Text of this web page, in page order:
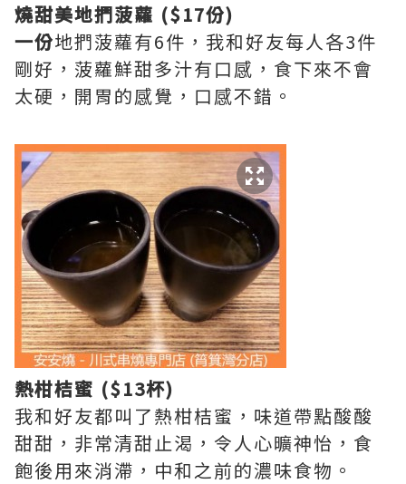
燒甜美地捫菠蘿 ($17份)
一份地捫菠蘿有6件，我和好友每人各3件
剛好，菠蘿鮮甜多汁有口感，食下來不會
太硬，開胃的感覺，口感不錯。
熱柑桔蜜 ($13杯)
我和好友都叫了熱柑桔蜜，味道帶點酸酸
甜甜，非常清甜止渴，令人心曠神怡，食
飽後用來消滯，中和之前的濃味食物。